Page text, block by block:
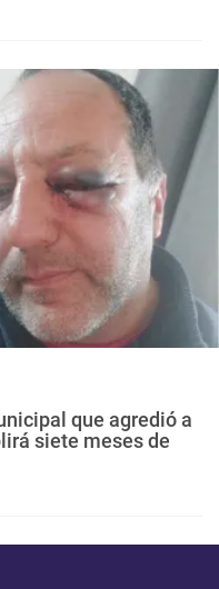
que agredió a
siete meses de